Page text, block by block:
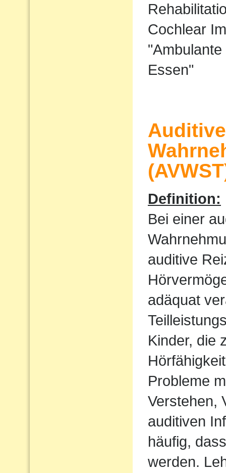
Cochlear
Essen"
Definition:
Bei einer
auditive
adäquat
Kinder, die
Probleme
Verstehen,
auditiven
häufig,
werden.